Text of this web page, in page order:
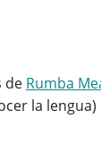
de Rumba
la lengua)